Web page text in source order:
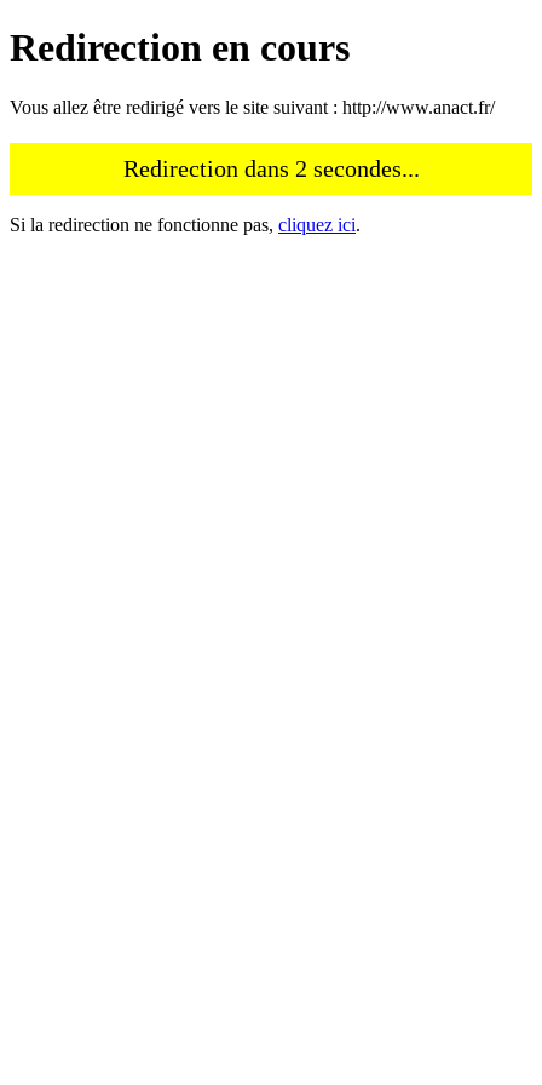
Redirection en cours
Vous allez être redirigé vers le site suivant : http://www.anact.fr/
Redirection dans 2 secondes...
Si la redirection ne fonctionne pas, cliquez ici.